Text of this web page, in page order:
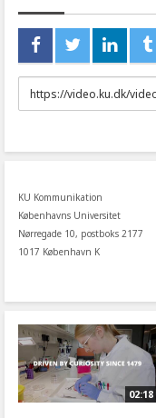
URL
to
KU Kommunikation
Københavns Universitet
Nørregade 10, postboks 2177
1017 København K
02:18